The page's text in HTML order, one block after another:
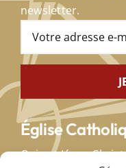
newsletter.
Église
Qui est Jésus-Christ